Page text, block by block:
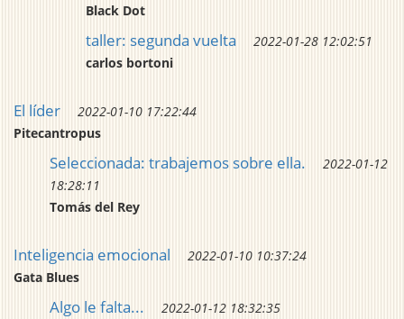
Black Dot
taller: segunda vuelta
2022-01-28 12:02:51
carlos bortoni
El líder
2022-01-10 17:22:44
Pitecantropus
Seleccionada: trabajemos sobre ella.
2022-01-12
18:28:11
Tomás del Rey
Inteligencia emocional
2022-01-10 10:37:24
Gata Blues
Algo le falta...
2022-01-12 18:32:35